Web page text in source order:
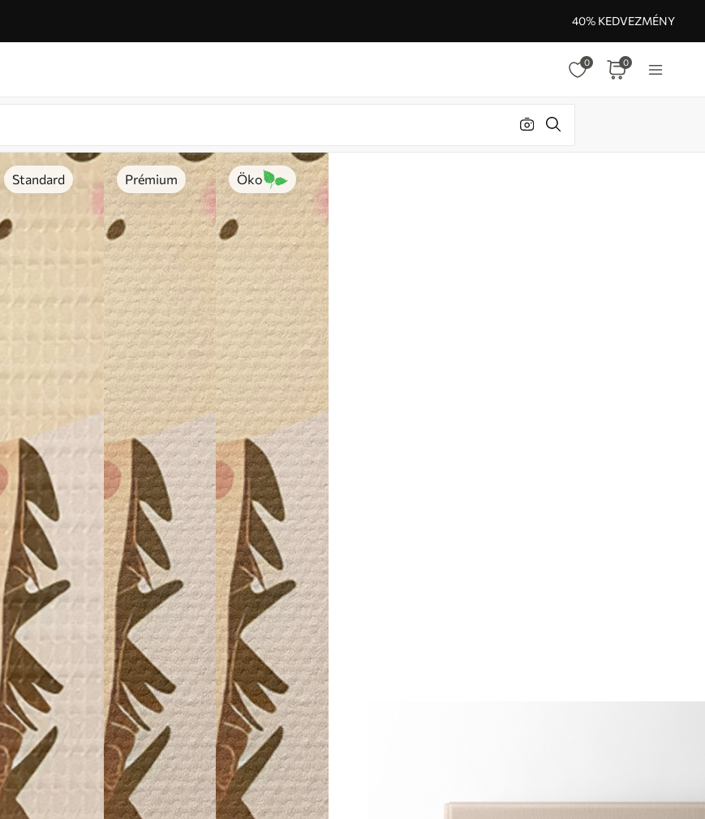
40% KEDVEZMÉNY
0 0
Standard Prémium Öko